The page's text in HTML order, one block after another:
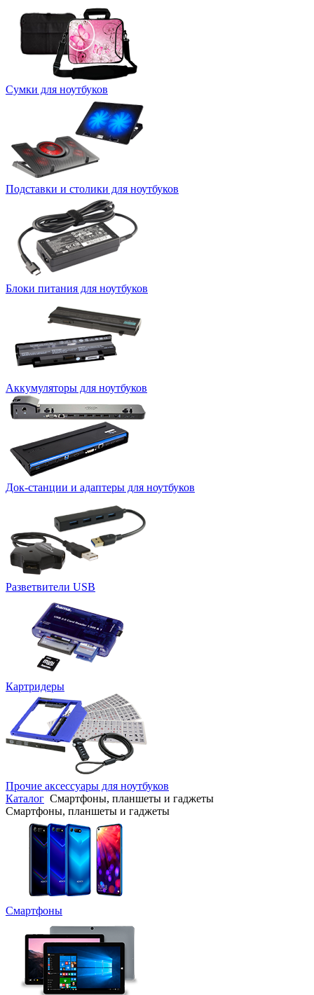
Сумки для ноутбуков
Подставки и столики для ноутбуков
Блоки питания для ноутбуков
Аккумуляторы для ноутбуков
Док-станции и адаптеры для ноутбуков
Разветвители USB
Картридеры
Прочие аксессуары для ноутбуков
Каталог Смартфоны, планшеты и гаджеты
Смартфоны, планшеты и гаджеты
Смартфоны